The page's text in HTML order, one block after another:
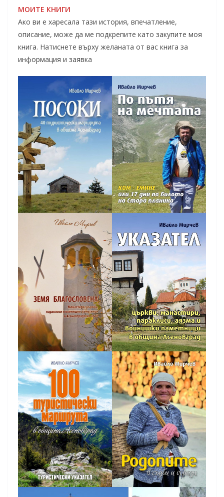
МОИТЕ КНИГИ
Ако ви е харесала тази история, впечатление,
описание, може да ме подкрепите като закупите моя
книга. Натиснете върху желаната от вас книга за
информация и заявка